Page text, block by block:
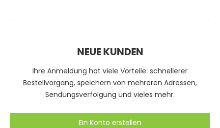
NEUE KUNDEN
Ihre Anmeldung hat viele Vorteile: schnellerer
Bestellvorgang, speichern von mehreren Adressen,
Sendungsverfolgung und vieles mehr.
Ein Konto erstellen